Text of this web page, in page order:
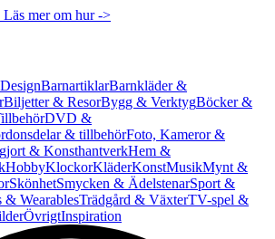
mer om hur ->
BarnartiklarBarnkläder &
Biljetter & ResorBygg & VerktygBöcker &
DVD &
& tillbehörFoto, Kameror &
& KonsthantverkHem &
HobbyKlockorKläderKonstMusikMynt &
SkönhetSmycken & ÄdelstenarSport &
& WearablesTrädgård & VäxterTV-spel &
ÖvrigtInspiration